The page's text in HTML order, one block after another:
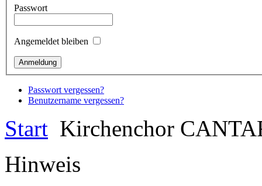
Passwort
Angemeldet bleiben
Passwort vergessen?
Benutzername vergessen?
Start Kirchenchor
Hinweis